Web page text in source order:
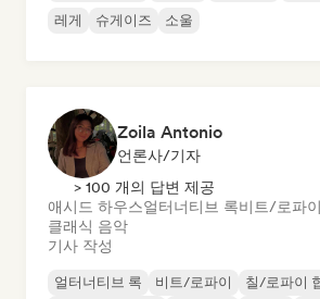
레게
슈게이즈 소울
Zoila Antonio
언론사/기자
> 100 개의 답변 제공
애시드 하우스얼터너티브 록비트/로파이
클래식 음악
기사 작성
얼터너티브 록 비트/로파이
칠/로파이